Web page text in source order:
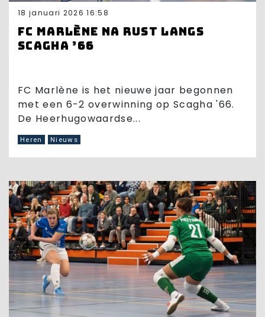
18 januari 2026 16:58
FC Marlène na rust langs
Scagha ’66
FC Marlène is het nieuwe jaar begonnen
met een 6-2 overwinning op Scagha '66.
De Heerhugowaardse...
Heren Nieuws